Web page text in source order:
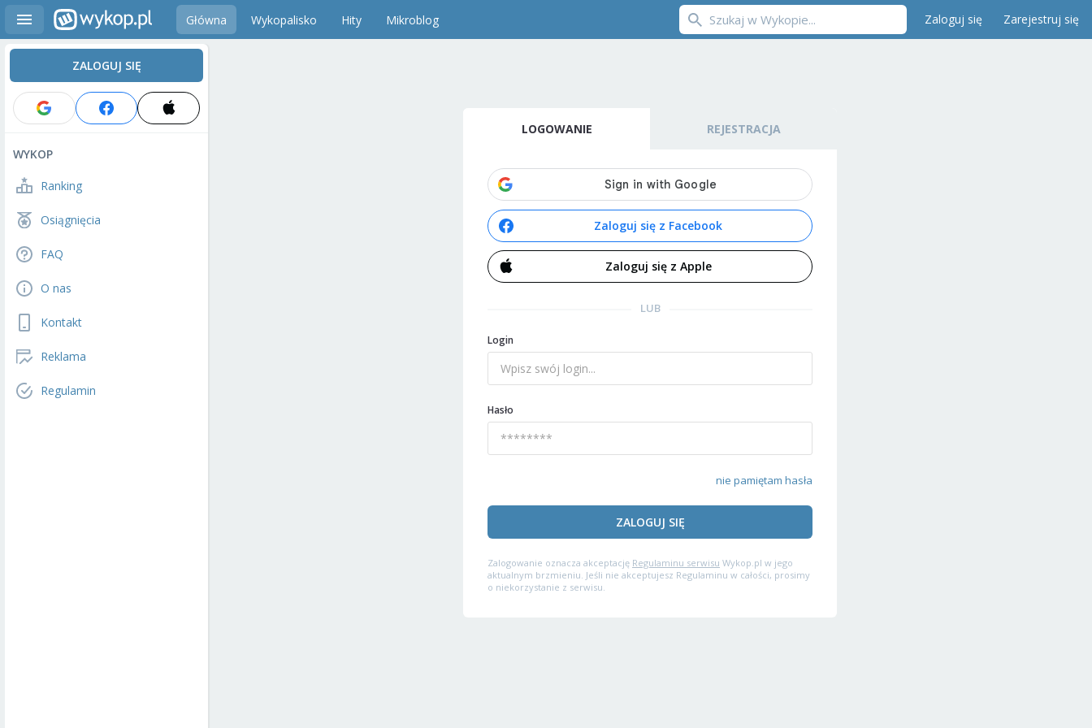
Główna Wykopalisko Hity Mikroblog Zaloguj się Zarejestruj się
ZALOGUJ SIĘ
WYKOP
Ranking
Osiągnięcia
FAQ
O nas
Kontakt
Reklama
Regulamin
LOGOWANIE REJESTRACJA
Zaloguj się z Facebook
Zaloguj się z Apple
LUB
Login
Hasło
nie pamiętam hasła
ZALOGUJ SIĘ
Zalogowanie oznacza akceptację Regulaminu serwisu Wykop.pl w jego
aktualnym brzmieniu. Jeśli nie akceptujesz Regulaminu w całości, prosimy
o niekorzystanie z serwisu.